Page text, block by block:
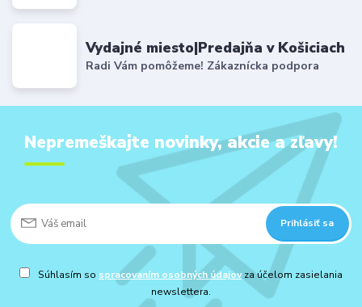
Vydajné miesto|Predajňa v Košiciach
Radi Vám pomôžeme! Zákaznícka podpora
Nepremeškajte novinky, akcie a zľavy!
Prihlásiť sa
Súhlasím so spracovaním osobných údajovza účelom zasielania
newslettera.